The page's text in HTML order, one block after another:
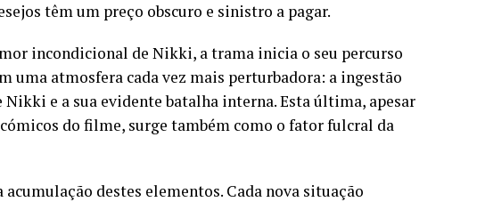
têm um preço obscuro e sinistro a pagar.
incondicional de Nikki, a trama inicia o seu percurso
uma atmosfera cada vez mais perturbadora: a ingestão
e a sua evidente batalha interna. Esta última, apesar
do filme, surge também como o fator fulcral da
destes elementos. Cada nova situação